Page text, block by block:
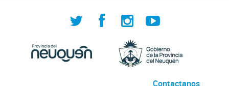
Contactanos